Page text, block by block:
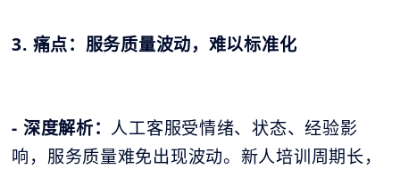
3. 痛点：服务质量波动，难以标准化
- 深度解析： 人工客服受情绪、状态、经验影
响，服务质量难免出现波动。新人培训周期长，